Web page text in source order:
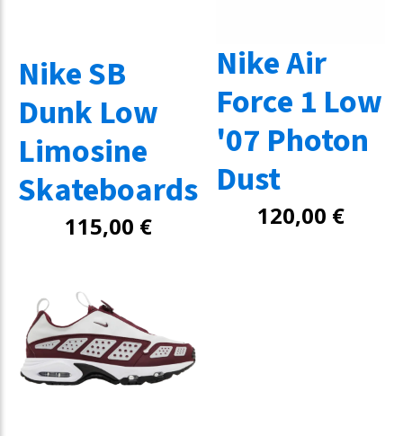
Nike SB
Dunk Low
Limosine
Skateboards
115,00 €
Nike Air
Force 1 Low
'07 Photon
Dust
120,00 €